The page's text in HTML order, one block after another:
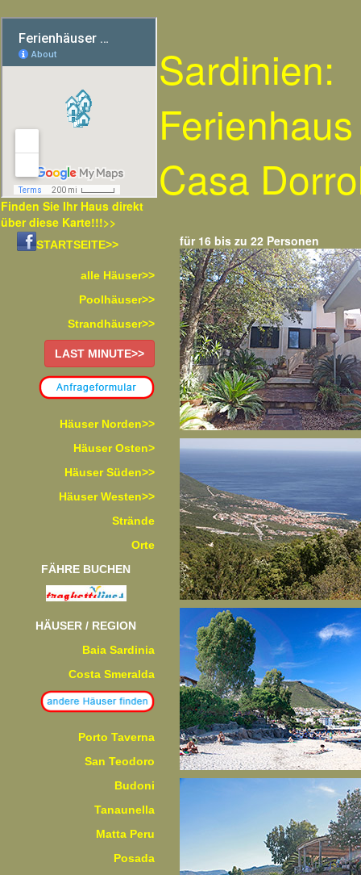
Finden Sie Ihr Haus direkt
über diese Karte!!!>>
Sardinien:
Casa
STARTSEITE>>
alle Häuser>>
Poolhäuser>>
Strandhäuser>>
LAST MINUTE>>
Häuser Norden>>
Häuser Osten>
Häuser Süden>>
Häuser Westen>>
Strände
Orte
FÄHRE BUCHEN
HÄUSER / REGION
Baia Sardinia
Costa Smeralda
Porto Taverna
San Teodoro
Budoni
Tanaunella
Matta Peru
Posada
für 16 bis zu 22 Personen